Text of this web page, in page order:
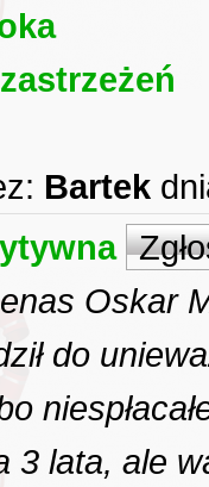
Bartek
Oskar
do
3 lata, ale